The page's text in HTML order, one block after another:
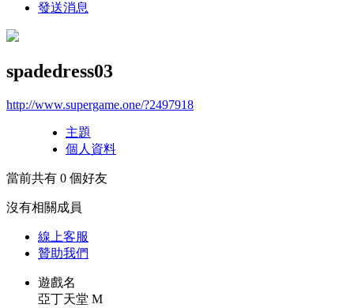
發送消息
spadedress03
http://www.supergame.one/?2497918
主題
個人資料
當前共有 0 個好友
沒有相關成員
線上客服
贊助我們
遊戲名
亞丁天堂 M